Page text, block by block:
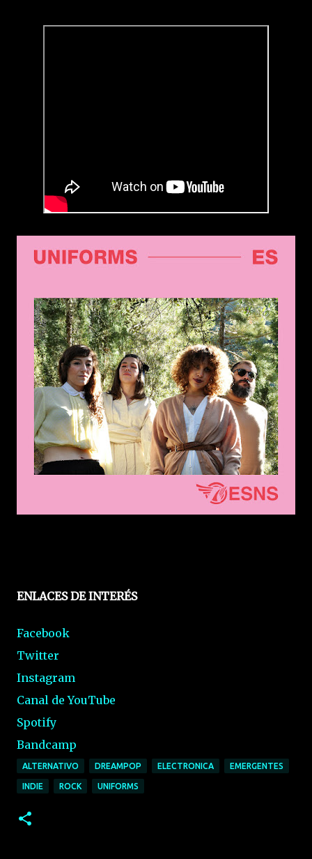
ENLACES DE INTERÉS
Facebook
Twitter
Instagram
Canal de YouTube
Spotify
Bandcamp
ALTERNATIVO DREAMPOP ELECTRONICA EMERGENTES
INDIE ROCK UNIFORMS